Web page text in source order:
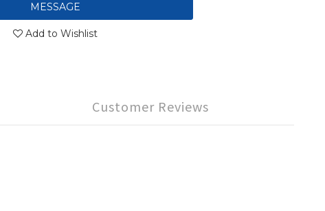
MESSAGE
Add to Wishlist
Customer Reviews